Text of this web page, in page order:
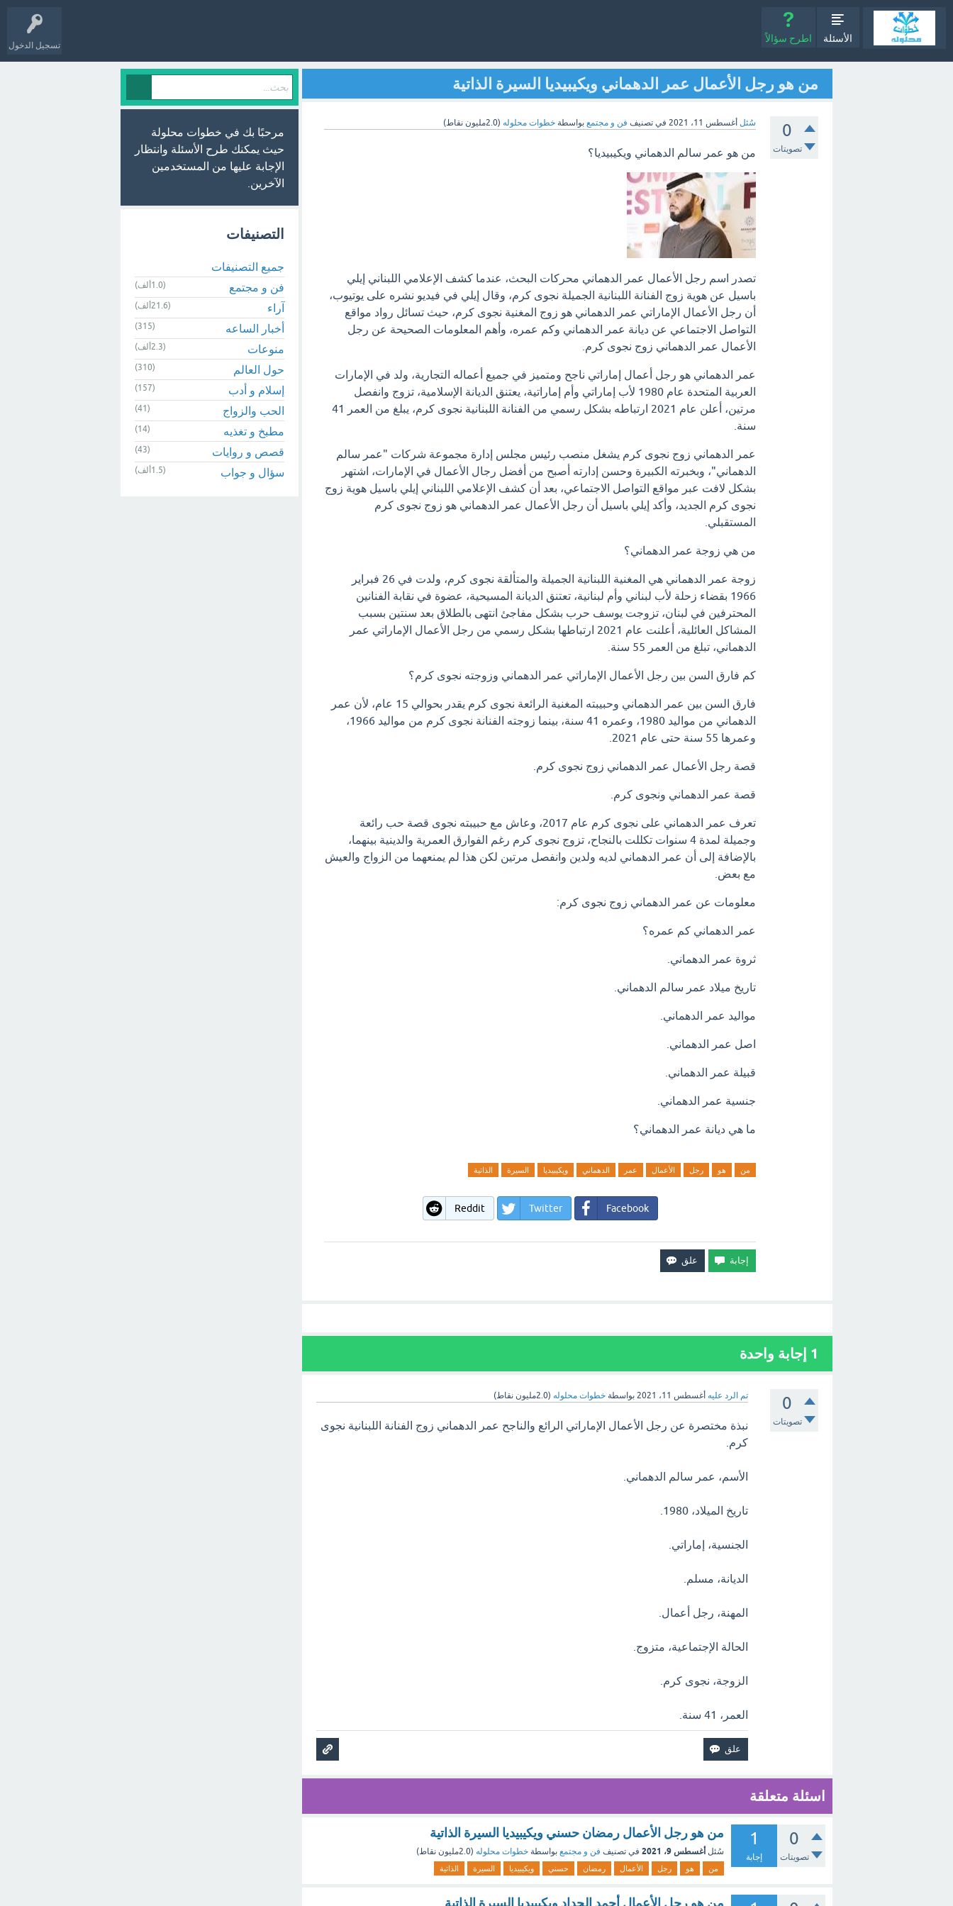
تسجيل الدخول
الأسئلة اطرح سؤالاً
من هو رجل الأعمال عمر الدهماني ويكيبيديا السيرة الذاتية
0
تصويتات
سُئل أغسطس 11، 2021 في تصنيف فن و مجتمع بواسطة خطوات محلوله (2.0مليون نقاط)
من هو عمر سالم الدهماني ويكيبيديا؟
تصدر اسم رجل الأعمال عمر الدهماني محركات البحث، عندما كشف الإعلامي اللبناني إيلي
باسيل عن هوية زوج الفنانة اللبنانية الجميلة نجوى كرم، وقال إيلي في فيديو نشره على يوتيوب،
أن رجل الأعمال الإماراتي عمر الدهماني هو زوج المغنية نجوى كرم، حيث تسائل رواد مواقع
التواصل الاجتماعي عن ديانة عمر الدهماني وكم عمره، وأهم المعلومات الصحيحة عن رجل
الأعمال عمر الدهماني زوج نجوى كرم.
عمر الدهماني هو رجل أعمال إماراتي ناجح ومتميز في جميع أعماله التجارية، ولد في الإمارات
العربية المتحدة عام 1980 لأب إماراتي وأم إماراتية، يعتنق الديانة الإسلامية، تزوج وانفصل
مرتين، أعلن عام 2021 ارتباطه بشكل رسمي من الفنانة اللبنانية نجوى كرم، يبلغ من العمر 41
سنة.
عمر الدهماني زوج نجوى كرم يشغل منصب رئيس مجلس إدارة مجموعة شركات "عمر سالم
الدهماني"، وبخبرته الكبيرة وحسن إدارته أصبح من أفضل رجال الأعمال في الإمارات، اشتهر
بشكل لافت عبر مواقع التواصل الاجتماعي، بعد أن كشف الإعلامي اللبناني إيلي باسيل هوية زوج
نجوى كرم الجديد، وأكد إيلي باسيل أن رجل الأعمال عمر الدهماني هو زوج نجوى كرم
المستقبلي.
من هي زوجة عمر الدهماني؟
زوجة عمر الدهماني هي المغنية اللبنانية الجميلة والمتألقة نجوى كرم، ولدت في 26 فبراير
1966 بقضاء زحلة لأب لبناني وأم لبنانية، تعتنق الديانة المسيحية، عضوة في نقابة الفنانين
المحترفين في لبنان، تزوجت يوسف حرب بشكل مفاجئ انتهى بالطلاق بعد سنتين بسبب
المشاكل العائلية، أعلنت عام 2021 ارتباطها بشكل رسمي من رجل الأعمال الإماراتي عمر
الدهماني، تبلغ من العمر 55 سنة.
كم فارق السن بين رجل الأعمال الإماراتي عمر الدهماني وزوجته نجوى كرم؟
فارق السن بين عمر الدهماني وحبيبته المغنية الرائعة نجوى كرم يقدر بحوالي 15 عام، لأن عمر
الدهماني من مواليد 1980، وعمره 41 سنة، بينما زوجته الفنانة نجوى كرم من مواليد 1966،
وعمرها 55 سنة حتى عام 2021.
قصة رجل الأعمال عمر الدهماني زوج نجوى كرم.
قصة عمر الدهماني ونجوى كرم.
تعرف عمر الدهماني على نجوى كرم عام 2017، وعاش مع حبيبته نجوى قصة حب رائعة
وجميلة لمدة 4 سنوات تكللت بالنجاح، تزوج نجوى كرم رغم الفوارق العمرية والدينية بينهما،
بالإضافة إلى أن عمر الدهماني لديه ولدين وانفصل مرتين لكن هذا لم يمنعهما من الزواج والعيش
مع بعض.
معلومات عن عمر الدهماني زوج نجوى كرم:
عمر الدهماني كم عمره؟
ثروة عمر الدهماني.
تاريخ ميلاد عمر سالم الدهماني.
مواليد عمر الدهماني.
اصل عمر الدهماني.
قبيلة عمر الدهماني.
جنسية عمر الدهماني.
ما هي ديانة عمر الدهماني؟
من هو رجل الأعمال عمر الدهماني ويكيبيديا السيرة الذاتية
Facebook
Twitter
Reddit
1 إجابة واحدة
0
تصويتات
تم الرد عليه أغسطس 11، 2021 بواسطةخطوات محلوله (2.0مليون نقاط)
نبذة مختصرة عن رجل الأعمال الإماراتي الرائع والناجح عمر الدهماني زوج الفنانة اللبنانية نجوى
كرم.
الأسم، عمر سالم الدهماني.
تاريخ الميلاد، 1980.
الجنسية، إماراتي.
الديانة، مسلم.
المهنة، رجل أعمال.
الحالة الإجتماعية، متزوج.
الزوجة، نجوى كرم.
العمر، 41 سنة.
اسئلة متعلقة
0
تصويتات
1
إجابة
من هو رجل الأعمال رمضان حسني ويكيبيديا السيرة الذاتية
سُئل أغسطس 9، 2021 في تصنيف فن و مجتمع بواسطة خطوات محلوله (2.0مليون نقاط)
من هو رجل الأعمال رمضان حسني ويكيبيديا السيرة الذاتية
من هو رجل الأعمال أحمد الحداد ويكيبيديا السيرة الذاتية
مرحبًا بك في خطوات محلولة
حيث يمكنك طرح الأسئلة وانتظار
الإجابة عليها من المستخدمين
الآخرين.
التصنيفات
جميع التصنيفات
فن و مجتمع
(1.0ألف)
آراء (21.6ألف)
أخبار الساعه (315)
منوعات (2.3ألف)
حول العالم (310)
إسلام و أدب (157)
الحب والزواج (41)
مطبخ و تغذيه (14)
قصص و روايات (43)
سؤال و جواب (1.5ألف)